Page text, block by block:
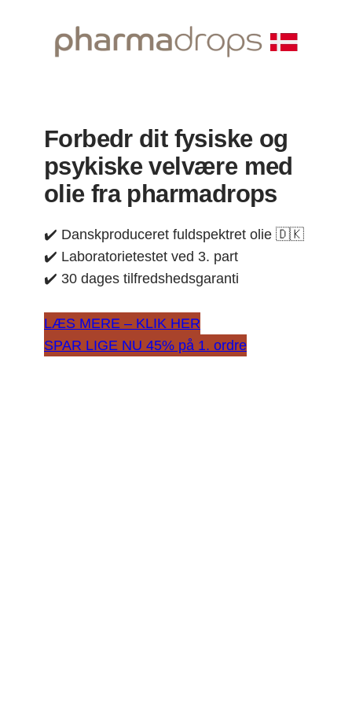
Forbedr dit fysiske og
psykiske velvære med
olie fra pharmadrops
✔️ Danskproduceret fuldspektret olie 🇩🇰
✔️ Laboratorietestet ved 3. part
✔️ 30 dages tilfredshedsgaranti
LÆS MERE – KLIK HER
SPAR LIGE NU 45% på 1. ordre